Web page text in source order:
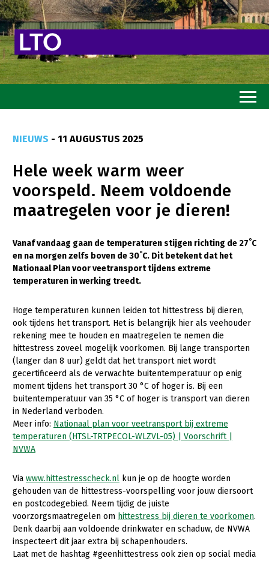
Goed eten
Mooi groen
Sterk ondernemerschap
Transitiepaden
Thema’s
Gezonde dieren
Natuur, klimaat en energie
Bodem en water
Platteland en omgeving
Mens, ondernemerschap en onderwijs
Internationaal
Sectoren
Biologische Landbouw
Geitenhouderij
Kalverhouderij
Konijnenhouderij
NIEUWS - 11 AUGUSTUS 2025
Hele week warm weer
voorspeld. Neem voldoende
maatregelen voor je dieren!
Vanaf vandaag gaan de temperaturen stijgen richting de 27˚C
en na morgen zelfs boven de 30˚C. Dit betekent dat het
Nationaal Plan voor veetransport tijdens extreme
temperaturen in werking treedt.
Hoge temperaturen kunnen leiden tot hittestress bij dieren,
ook tijdens het transport. Het is belangrijk hier als veehouder
rekening mee te houden en maatregelen te nemen die
hittestress zoveel mogelijk voorkomen. Bij lange transporten
(langer dan 8 uur) geldt dat het transport niet wordt
gecertificeerd als de verwachte buitentemperatuur op enig
moment tijdens het transport 30 °C of hoger is. Bij een
buitentemperatuur van 35 °C of hoger is transport van dieren
in Nederland verboden.
Meer info: Nationaal plan voor veetransport bij extreme
temperaturen (HTSL-TRTPECOL-WLZVL-05) | Voorschrift |
NVWA
Via www.hittestresscheck.nl kun je op de hoogte worden
gehouden van de hittestress-voorspelling voor jouw diersoort
en postcodegebied. Neem tijdig de juiste
voorzorgsmaatregelen om hittestress bij dieren te voorkomen.
Denk daarbij aan voldoende drinkwater en schaduw, de NVWA
inspecteert dit jaar extra bij schapenhouders.
Laat met de hashtag #geenhittestress ook zien op social media